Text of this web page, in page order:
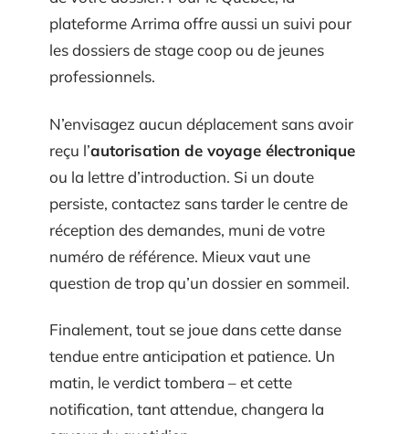
plateforme Arrima offre aussi un suivi pour
les dossiers de stage coop ou de jeunes
professionnels.
N’envisagez aucun déplacement sans avoir
reçu l’autorisation de voyage électronique
ou la lettre d’introduction. Si un doute
persiste, contactez sans tarder le centre de
réception des demandes, muni de votre
numéro de référence. Mieux vaut une
question de trop qu’un dossier en sommeil.
Finalement, tout se joue dans cette danse
tendue entre anticipation et patience. Un
matin, le verdict tombera – et cette
notification, tant attendue, changera la